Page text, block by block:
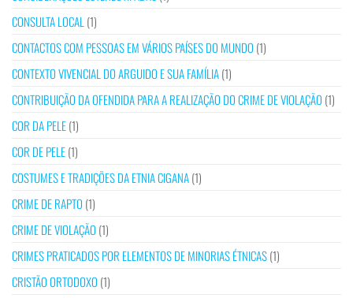
CONSULTA LOCAL (1)
CONTACTOS COM PESSOAS EM VÁRIOS PAÍSES DO MUNDO (1)
CONTEXTO VIVENCIAL DO ARGUIDO E SUA FAMÍLIA(1)
CONTRIBUIÇÃO DA OFENDIDA PARA A REALIZAÇÃO DO CRIME DE VIOLAÇÃO (1)
COR DA PELE(1)
COR DE PELE(1)
COSTUMES E TRADIÇÕES DA ETNIA CIGANA(1)
CRIME DE RAPTO (1)
CRIME DE VIOLAÇÃO (1)
CRIMES PRATICADOS POR ELEMENTOS DE MINORIAS ÉTNICAS(1)
CRISTÃO ORTODOXO (1)